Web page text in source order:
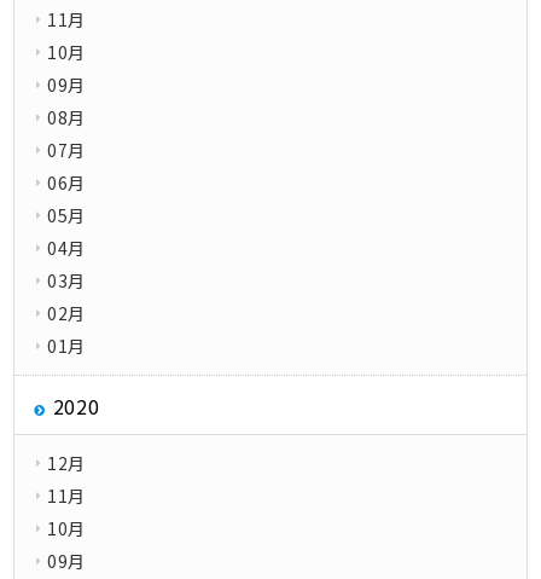
11月
10月
09月
08月
07月
06月
05月
04月
03月
02月
01月
2020
12月
11月
10月
09月